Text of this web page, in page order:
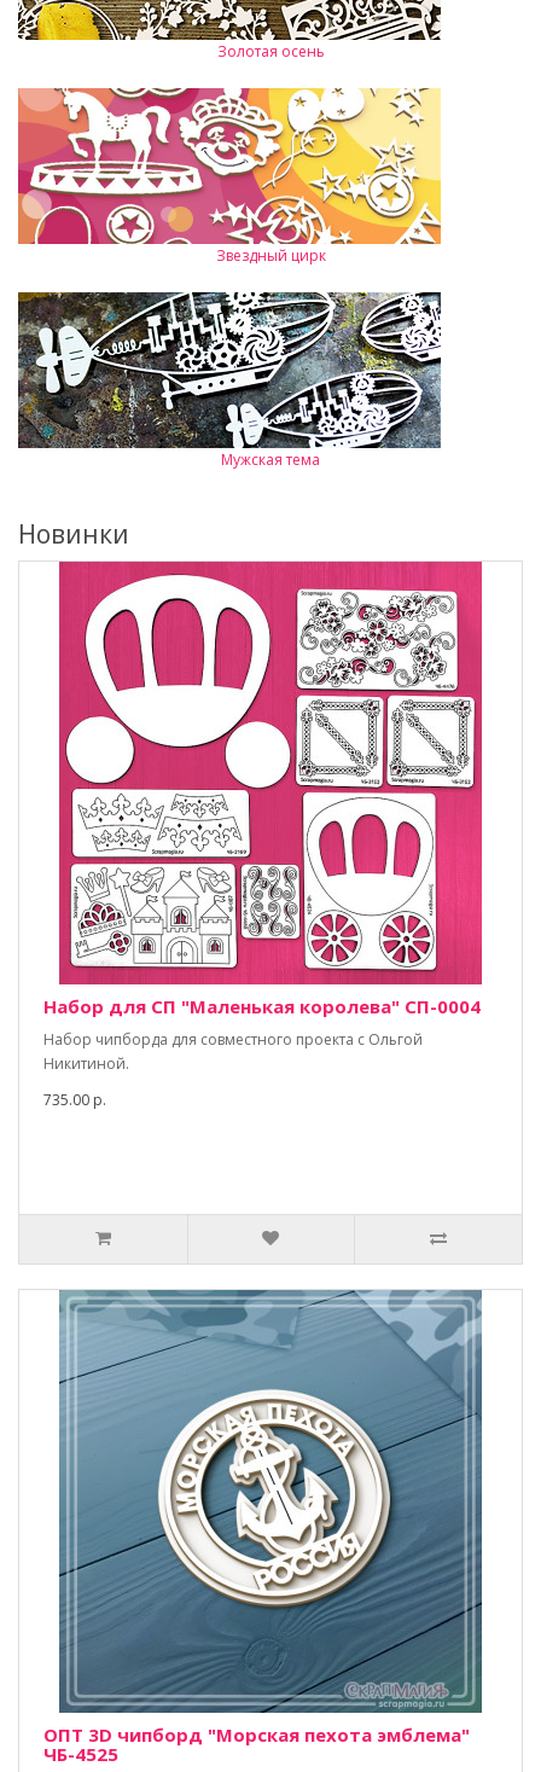
Золотая осень
Звездный цирк
Мужская тема
Новинки
Набор для СП "Маленькая королева" СП-0004
Набор чипборда для совместного проекта с Ольгой
Никитиной.
735.00 р.
ОПТ 3D чипборд "Морская пехота эмблема"
ЧБ-4525